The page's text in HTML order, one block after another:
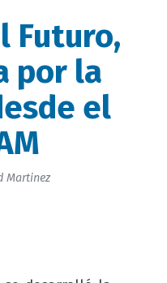
Futuro,
por la
el
Martinez